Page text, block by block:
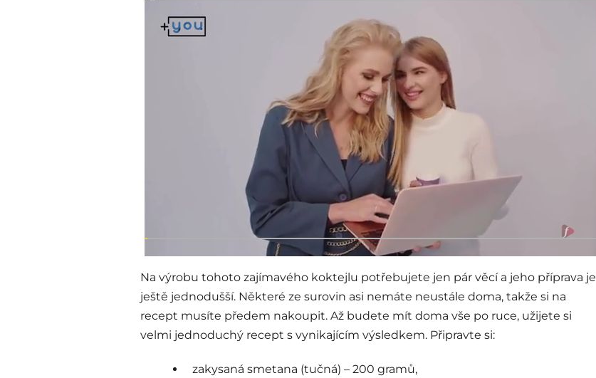
Na výrobu tohoto zajímavého koktejlu potřebujete jen pár věcí a jeho příprava je
ještě jednodušší. Některé ze surovin asi nemáte neustále doma, takže si na
recept musíte předem nakoupit. Až budete mít doma vše po ruce, užijete si
velmi jednoduchý recept s vynikajícím výsledkem. Připravte si:
zakysaná smetana (tučná) – 200 gramů,